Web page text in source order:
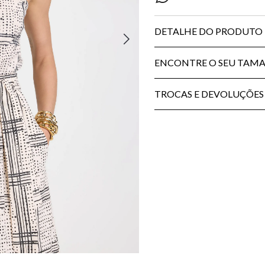
DETALHE DO PRODUTO
ENCONTRE O SEU
TROCAS E DEVOLUÇÕES